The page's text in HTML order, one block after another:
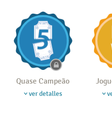
Quase Campeão
ver detalles